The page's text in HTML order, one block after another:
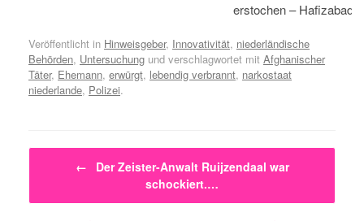
erstochen – Hafizabad,
Veröffentlicht in Hinweisgeber, Innovativität, niederländische
Behörden, Untersuchung und verschlagwortet mit Afghanischer
Täter, Ehemann, erwürgt, lebendig verbrannt, narkostaat
niederlande, Polizei.
Beitragsnavigation
←
Der Zeister-Anwalt Ruijzendaal war
schockiert.…